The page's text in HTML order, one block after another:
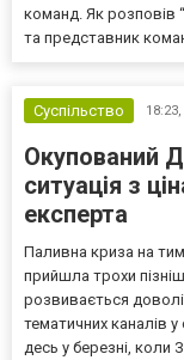
команд. Як розповів
та представник
Суспільство 18:23,
Окупований
ситуація з
експерта
Паливна криза на
прийшла трохи
розвивається
тематичних каналів
десь у березні, коли